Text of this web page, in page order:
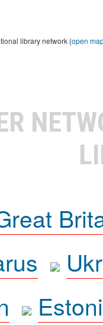
library network (open